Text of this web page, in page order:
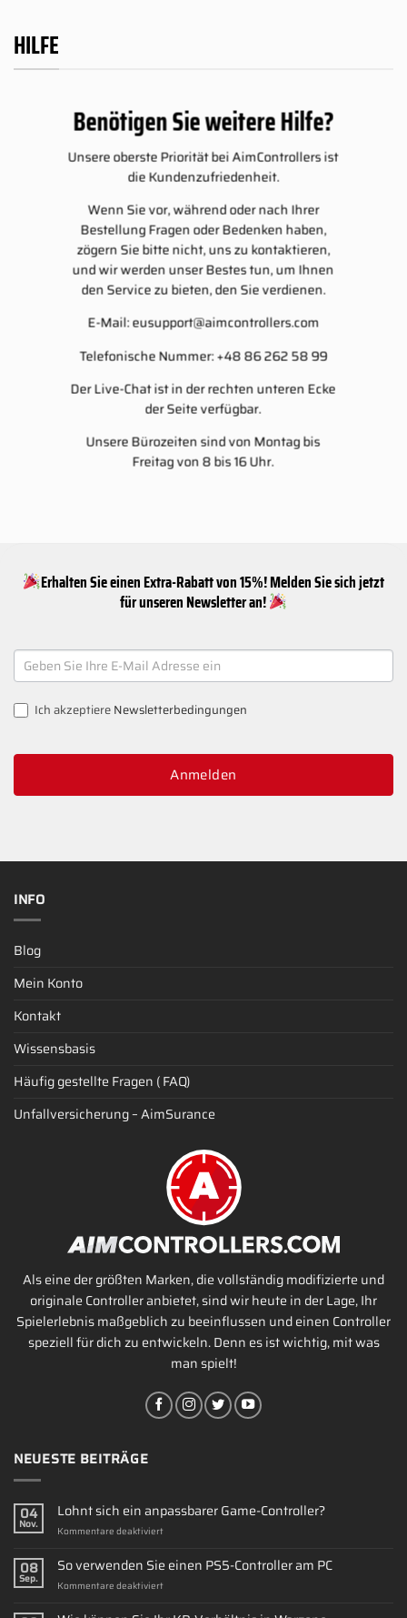
HILFE
Benötigen Sie weitere Hilfe?
Unsere oberste Priorität bei AimControllers ist
die Kundenzufriedenheit.
Wenn Sie vor, während oder nach Ihrer
Bestellung Fragen oder Bedenken haben,
zögern Sie bitte nicht, uns zu kontaktieren,
und wir werden unser Bestes tun, um Ihnen
den Service zu bieten, den Sie verdienen.
E-Mail:eusupport@aimcontrollers.com
Telefonische Nummer: +48 86 262 58 99
Der Live-Chat ist in der rechten unteren Ecke
der Seite verfügbar.
Unsere Bürozeiten sind von Montag bis
Freitag von 8 bis 16 Uhr.
Erhalten Sie einen Extra-Rabatt von 15%! Melden Sie sich jetzt
für unseren Newsletter an!
NEWSLETTER
SIGNUP
Ich akzeptiereNewsletterbedingungen
Anmelden
INFO
Blog
Mein Konto
Kontakt
Wissensbasis
Häufig gestellte Fragen ( FAQ)
Unfallversicherung – AimSurance
Als eine der größten Marken, die vollständig modifizierte und
originale Controller anbietet, sind wir heute in der Lage, Ihr
Spielerlebnis maßgeblich zu beeinflussen und einen Controller
speziell für dich zu entwickeln. Denn es ist wichtig, mit was
man spielt!
NEUESTE BEITRÄGE
04
Nov.
Lohnt sich ein anpassbarer Game-Controller?
Kommentare deaktiviertfür
sich
ein
anpassbarer
08
Sep.
So verwenden Sie einen PS5-Controller am PC
Kommentare deaktiviertfür
verwenden